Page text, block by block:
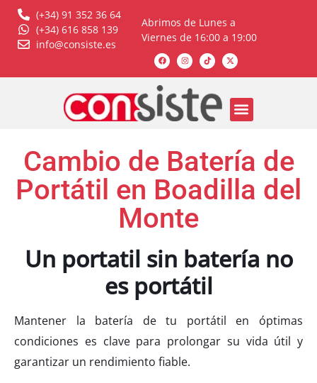
(+34) 91 352 36 64
(+34) 616 858 139
info@consiste.es
Abrimos de Lunes a
Viernes de 16:00 a 19:00
Cambio de Batería de
Portátil en Boadilla del
Monte
Un portatil sin batería no
es portátil
Mantener la batería de tu portátil en óptimas
condiciones es clave para prolongar su vida útil y
garantizar un rendimiento fiable.